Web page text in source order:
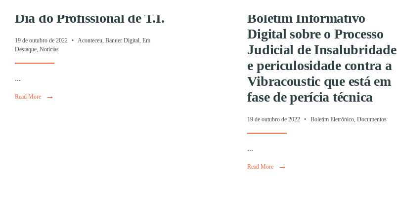
Dia do Profissional de T.I.
19 de outubro de 2022 • Aconteceu, Banner Digital, Em
Destaque, Notícias
...
Read More →
Boletim Informativo
Digital sobre o Processo
Judicial de Insalubridade
e periculosidade contra a
Vibracoustic que está em
fase de perícia técnica
19 de outubro de 2022 • Boletim Eletrônico,Documentos
...
Read More →
SUCESSO TOTAL! SINTRABOR
ENCERRA INTERCÂMBIO
SINDICAL BILATERAL